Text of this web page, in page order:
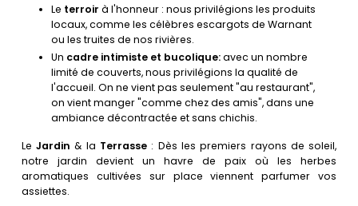
Le terroirà l'honneur : nous privilégions les produits
locaux, comme les célèbres escargots de Warnant
ou les truites de nos rivières.
Un cadre intimiste et bucolique:avec un nombre
limité de couverts, nous privilégions la qualité de
l'accueil. On ne vient pas seulement "au restaurant",
on vient manger "comme chez des amis", dans une
ambiance décontractée et sans chichis.
LeJardin & la Terrasse : Dès les premiers rayons de soleil,
notre jardin devient un havre de paix où les herbes
aromatiques cultivées sur place viennent parfumer vos
assiettes.